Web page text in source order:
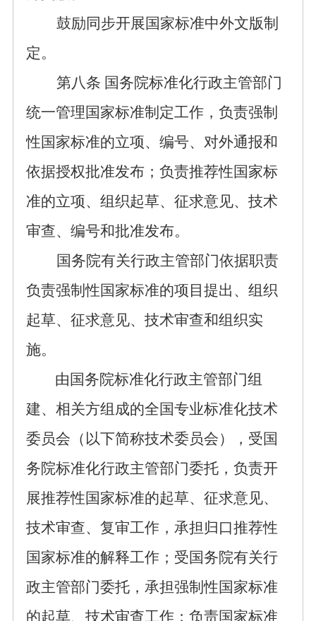
鼓励同步开展国家标准中外文版制
定。
第八条 国务院标准化行政主管部门
统一管理国家标准制定工作，负责强制
性国家标准的立项、编号、对外通报和
依据授权批准发布；负责推荐性国家标
准的立项、组织起草、 征求意见、技术
审查、编号和批准发布。
国务院有关行政主管部门依据职责
负责强制性国家标准的项目提出、组织
起草、征求意见、 技术审查和组织实
施。
由 国务院标准化行政主管部门组
建、相关方组成的全国专业标准化技术
委员会（以下简称技术委员会），受国
务院标准化行政主管部门委托，负责开
展推荐性国家标准的起草、征求意见、
技术审查、复审工作，承担归口推荐性
国家标准的解释工作；受国务院有关行
政主管部门委托，承担强制性国家标准
的起草、技术审查工作；负责国家标准